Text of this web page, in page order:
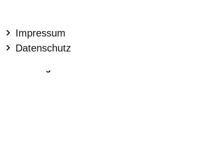
Impressum
Datenschutz